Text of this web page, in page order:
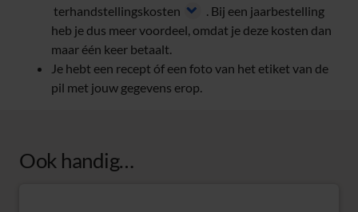
terhandstellingskosten
. Bij een jaarbestelling
heb je dus meer voordeel, omdat je deze kosten dan
maar één keer betaalt.
Je hebt een recept óf een foto van het etiket van de
pil met jouw gegevens erop.
Ook handig…